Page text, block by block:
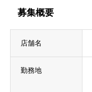
募集概要
店舗名
勤務地